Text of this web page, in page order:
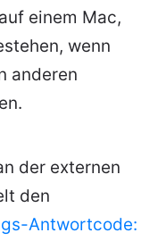
einem Mac,
wenn
anderen
der externen
den
Antwortcode: